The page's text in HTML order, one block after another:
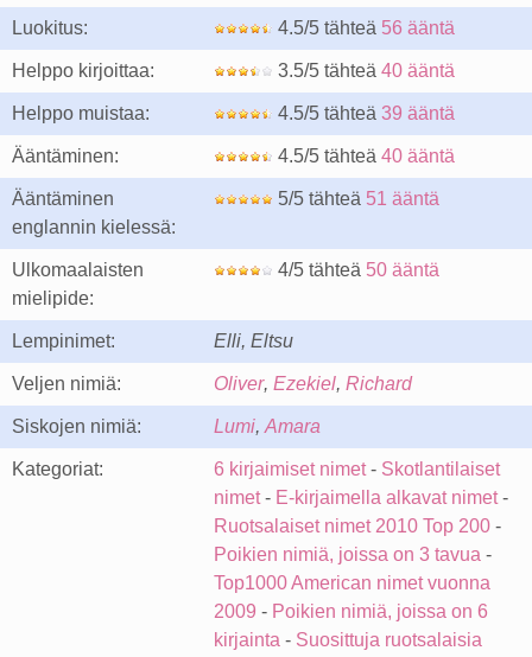
Luokitus: 4.5/5 tähteä 56 ääntä
Helppo kirjoittaa: 3.5/5 tähteä 40 ääntä
Helppo muistaa: 4.5/5 tähteä 39 ääntä
Ääntäminen: 4.5/5 tähteä 40 ääntä
Ääntäminen
englannin kielessä:
5/5 tähteä 51 ääntä
Ulkomaalaisten
mielipide:
4/5 tähteä 50 ääntä
Lempinimet: Elli, Eltsu
Veljen nimiä: Oliver, Ezekiel, Richard
Siskojen nimiä: Lumi, Amara
Kategoriat: 6 kirjaimiset nimet- Skotlantilaiset
nimet- E-kirjaimella alkavat nimet-
Ruotsalaiset nimet 2010 Top 200 -
Poikien nimiä, joissa on 3 tavua -
Top1000 American nimet vuonna
2009 - Poikien nimiä, joissa on 6
kirjainta - Suosittuja ruotsalaisia